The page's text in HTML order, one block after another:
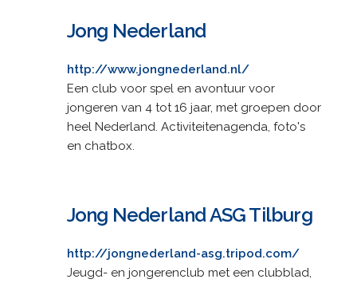
Jong Nederland
http://www.jongnederland.nl/
Een club voor spel en avontuur voor
jongeren van 4 tot 16 jaar, met groepen door
heel Nederland. Activiteitenagenda, foto's
en chatbox.
Jong Nederland ASG Tilburg
http://jongnederland-asg.tripod.com/
Jeugd- en jongerenclub met een clubblad,